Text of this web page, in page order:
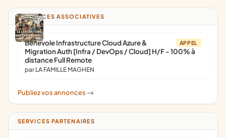
ANNONCES ASSOCIATIVES
APPEL
Bénévole Infrastructure Cloud Azure &
Migration Auth [Infra / DevOps / Cloud] H/F - 100% à
distance Full Remote
par LA FAMILLE MAGHEN
Publiez vos annonces ->
SERVICES PARTENAIRES